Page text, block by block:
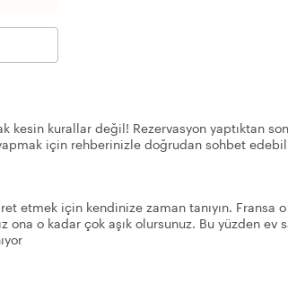
kesin kurallar değil! Rezervasyon yaptıktan
için rehberinizle doğrudan sohbet
etmek için kendinize zaman tanıyın. Fransa
ona o kadar çok aşık olursunuz. Bu yüzden ev